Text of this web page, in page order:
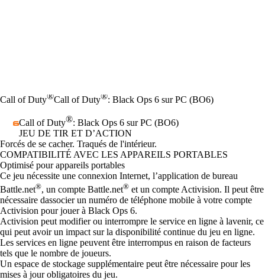
Call of Duty®Call of Duty®: Black Ops 6 sur PC (BO6)
Call of Duty®: Black Ops 6 sur PC (BO6)
JEU DE TIR ET D’ACTION
Product Notification
Forcés de se cacher. Traqués de l'intérieur.
Prix
Available actions
COMPATIBILITÉ AVEC LES APPAREILS PORTABLES
Optimisé pour appareils portables
Ce jeu nécessite une connexion Internet, l’application de bureau
Battle.net®, un compte Battle.net® et un compte Activision. Il peut être
nécessaire dassocier un numéro de téléphone mobile à votre compte
Activision pour jouer à Black Ops 6.
Activision peut modifier ou interrompre le service en ligne à lavenir, ce
qui peut avoir un impact sur la disponibilité continue du jeu en ligne.
Les services en ligne peuvent être interrompus en raison de facteurs
tels que le nombre de joueurs.
Un espace de stockage supplémentaire peut être nécessaire pour les
mises à jour obligatoires du jeu.